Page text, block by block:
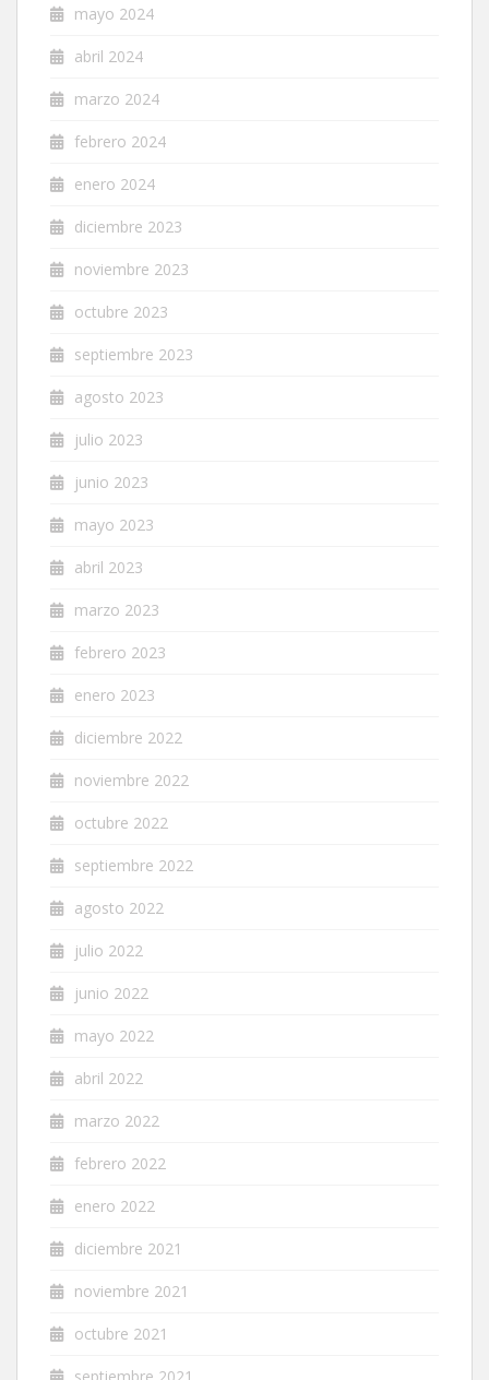
mayo 2024
abril 2024
marzo 2024
febrero 2024
enero 2024
diciembre 2023
noviembre 2023
octubre 2023
septiembre 2023
agosto 2023
julio 2023
junio 2023
mayo 2023
abril 2023
marzo 2023
febrero 2023
enero 2023
diciembre 2022
noviembre 2022
octubre 2022
septiembre 2022
agosto 2022
julio 2022
junio 2022
mayo 2022
abril 2022
marzo 2022
febrero 2022
enero 2022
diciembre 2021
noviembre 2021
octubre 2021